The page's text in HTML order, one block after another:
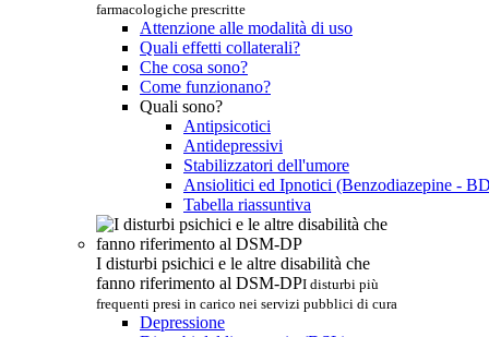
farmacologiche prescritte
Attenzione alle modalità di uso
Quali effetti collaterali?
Che cosa sono?
Come funzionano?
Quali sono?
Antipsicotici
Antidepressivi
Stabilizzatori dell'umore
Ansiolitici ed Ipnotici (Benzodiazepine -
Tabella riassuntiva
I disturbi psichici e le altre disabilità che
fanno riferimento al DSM-DPI disturbi più
frequenti presi in carico nei servizi pubblici di cura
Depressione